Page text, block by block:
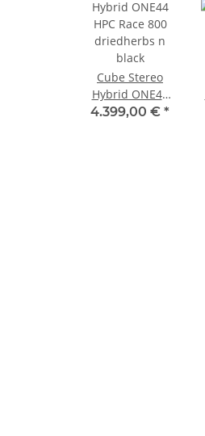
Cube Stereo
Hybrid ONE44
HPC Race 800
4.399,00 € *